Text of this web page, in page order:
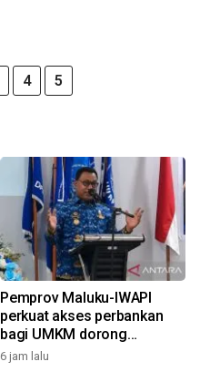
4 5
Pemprov Maluku-IWAPI
perkuat akses perbankan
bagi UMKM dorong
pertumbuhan ekonomi
6 jam lalu